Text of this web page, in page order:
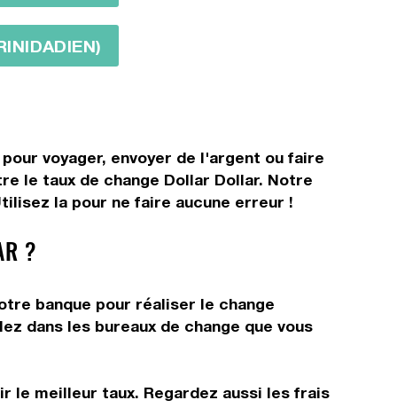
voyager, envoyer de l'argent ou faire
le taux de change Dollar Dollar. Notre
la pour ne faire aucune erreur !
?
banque pour réaliser le change
dans les bureaux de change que vous
le meilleur taux. Regardez aussi les frais